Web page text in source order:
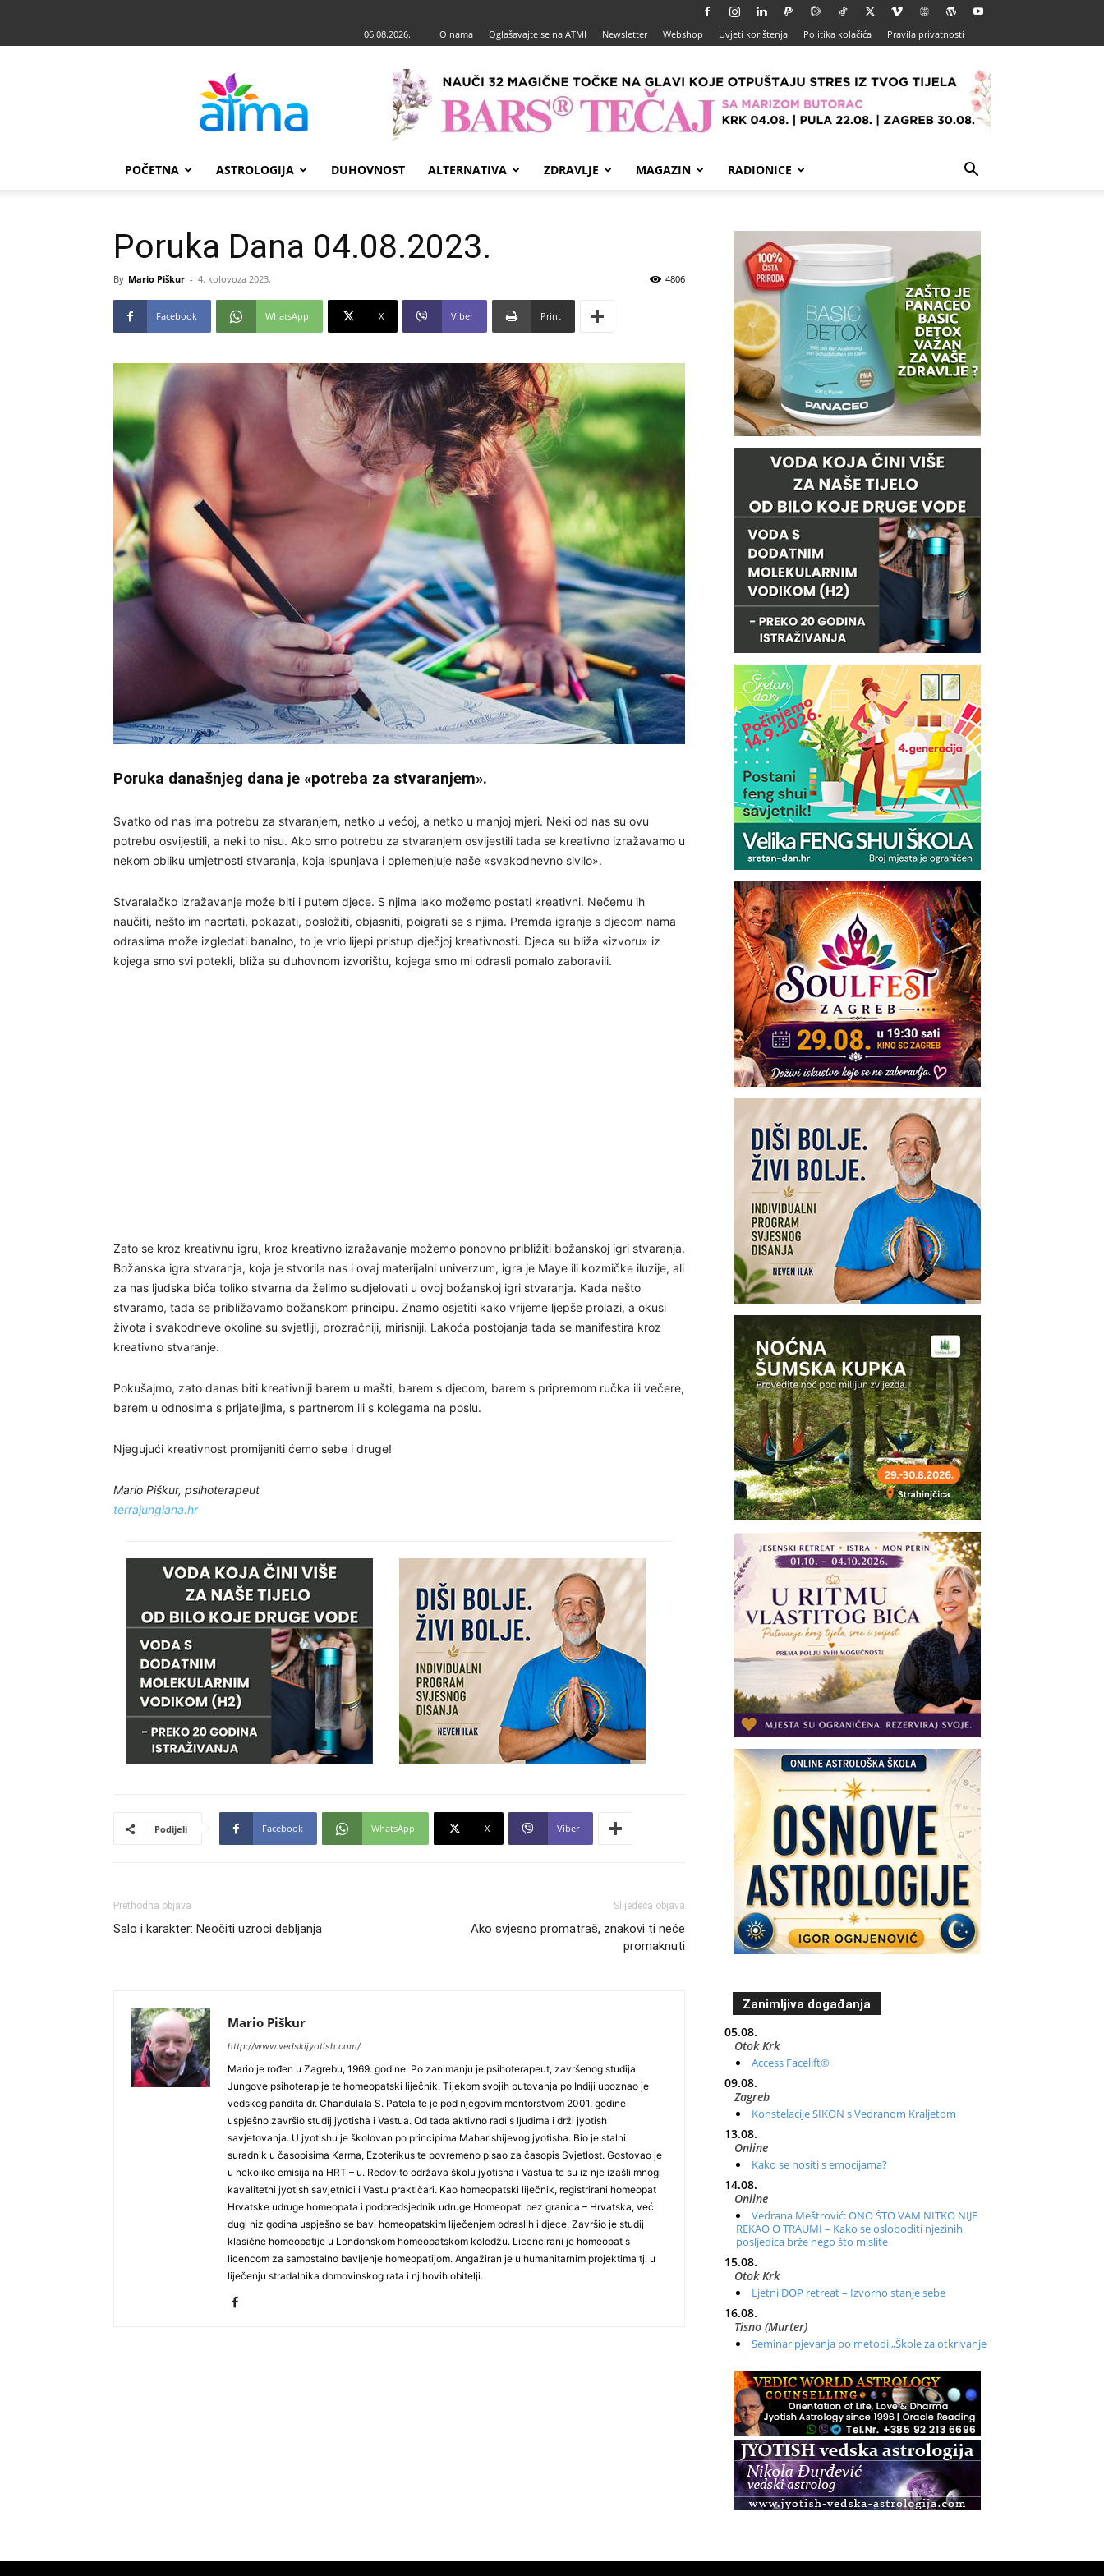
06.08.2026. O nama Oglašavajte se na ATMI Newsletter Webshop Uvjeti korištenja Politika kolačića Pravila privatnosti
POČETNA ASTROLOGIJA DUHOVNOST ALTERNATIVA ZDRAVLJE MAGAZIN RADIONICE
Poruka Dana 04.08.2023.
By Mario Piškur - 4. kolovoza 2023. 4806
Facebook WhatsApp X Viber Print
Poruka današnjeg dana je «potreba za stvaranjem».
Svatko od nas ima potrebu za stvaranjem, netko u većoj, a netko u manjoj mjeri. Neki od nas su ovu
potrebu osvijestili, a neki to nisu. Ako smo potrebu za stvaranjem osvijestili tada se kreativno izražavamo u
nekom obliku umjetnosti stvaranja, koja ispunjava i oplemenjuje naše «svakodnevno sivilo».
Stvaralačko izražavanje može biti i putem djece. S njima lako možemo postati kreativni. Nečemu ih
naučiti, nešto im nacrtati, pokazati, posložiti, objasniti, poigrati se s njima. Premda igranje s djecom nama
odraslima može izgledati banalno, to je vrlo lijepi pristup dječjoj kreativnosti. Djeca su bliža «izvoru» iz
kojega smo svi potekli, bliža su duhovnom izvorištu, kojega smo mi odrasli pomalo zaboravili.
Zato se kroz kreativnu igru, kroz kreativno izražavanje možemo ponovno približiti božanskoj igri stvaranja.
Božanska igra stvaranja, koja je stvorila nas i ovaj materijalni univerzum, igra je Maye ili kozmičke iluzije, ali
za nas ljudska bića toliko stvarna da želimo sudjelovati u ovoj božanskoj igri stvaranja. Kada nešto
stvaramo, tada se približavamo božanskom principu. Znamo osjetiti kako vrijeme ljepše prolazi, a okusi
života i svakodneve okoline su svjetliji, prozračniji, mirisniji. Lakoća postojanja tada se manifestira kroz
kreativno stvaranje.
Pokušajmo, zato danas biti kreativniji barem u mašti, barem s djecom, barem s pripremom ručka ili večere,
barem u odnosima s prijateljima, s partnerom ili s kolegama na poslu.
Njegujući kreativnost promijeniti ćemo sebe i druge!
Mario Piškur, psihoterapeut
terrajungiana.hr
Podijeli Facebook WhatsApp X Viber
Prethodna objava
Salo i karakter: Neočiti uzroci debljanja
Slijedeća objava
Ako svjesno promatraš, znakovi ti neće
promaknuti
Mario Piškur
http://www.vedskijyotish.com/
Mario je rođen u Zagrebu, 1969. godine. Po zanimanju je psihoterapeut, završenog studija
Jungove psihoterapije te homeopatski liječnik. Tijekom svojih putovanja po Indiji upoznao je
vedskog pandita dr. Chandulala S. Patela te je pod njegovim mentorstvom 2001. godine
uspješno završio studij jyotisha i Vastua. Od tada aktivno radi s ljudima i drži jyotish
savjetovanja. U jyotishu je školovan po principima Maharishijevog jyotisha. Bio je stalni
suradnik u časopisima Karma, Ezoterikus te povremeno pisao za časopis Svjetlost. Gostovao je
u nekoliko emisija na HRT – u. Redovito održava školu jyotisha i Vastua te su iz nje izašli mnogi
kavalitetni jyotish savjetnici i Vastu praktičari. Kao homeopatski liječnik, registrirani homeopat
Hrvatske udruge homeopata i podpredsjednik udruge Homeopati bez granica – Hrvatska, već
dugi niz godina uspješno se bavi homeopatskim liječenjem odraslih i djece. Završio je studij
klasične homeopatije u Londonskom homeopatskom koledžu. Licencirani je homeopat s
licencom za samostalno bavljenje homeopatijom. Angažiran je u humanitarnim projektima tj. u
liječenju stradalnika domovinskog rata i njihovih obitelji.
Zanimljiva događanja
05.08.
Otok Krk
Access Facelift®
09.08.
Zagreb
Konstelacije SIKON s Vedranom Kraljetom
13.08.
Online
Kako se nositi s emocijama?
14.08.
Online
Vedrana Meštrović: ONO ŠTO VAM NITKO NIJE
REKAO O TRAUMI – Kako se osloboditi njezinih
posljedica brže nego što mislite
15.08.
Otok Krk
Ljetni DOP retreat – Izvorno stanje sebe
16.08.
Tisno (Murter)
Seminar pjevanja po metodi „Škole za otkrivanje
glasa“
20.08.
Online
Radionica: Pomagači iz drugih dimenzija Online –
otvoreno za sve
21.08.
Zagreb+Online
Osnovni ThetaHealing® tečaj, Zagreb i Online
22.08.
Pula